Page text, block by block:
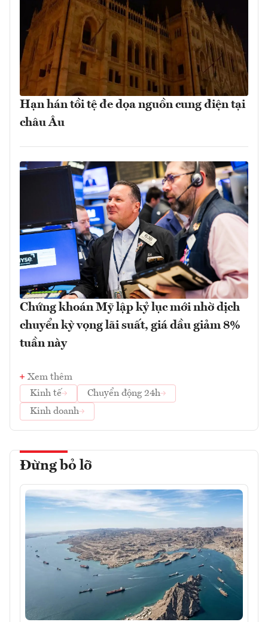
Hạn hán tồi tệ đe dọa nguồn cung điện tại
châu Âu
Chứng khoán Mỹ lập kỷ lục mới nhờ dịch
chuyển kỳ vọng lãi suất, giá dầu giảm 8%
tuần này
Xem thêm
Kinh tế
Chuyển động 24h
Kinh doanh
Đừng bỏ lỡ